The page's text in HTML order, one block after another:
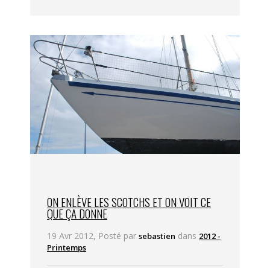
ON ENLÈVE LES SCOTCHS ET ON VOIT CE
QUE ÇA DONNE
19 Avr 2012, Posté par sebastien dans 2012 -
Printemps